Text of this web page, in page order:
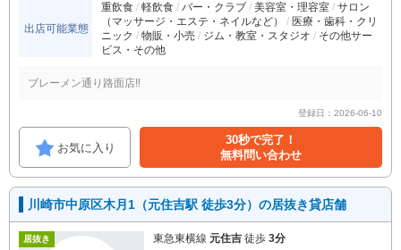
出店可能業態
重飲食 軽飲食 バー・クラブ 美容室・理容室
サロン
（マッサージ・エステ・ネイルなど）
医療・歯科・クリ
ニック
物販・小売 ジム・教室・スタジオ
その他サー
ビス・その他
ブレーメン通り路面店‼
登録日：2026-06-10
お気に入り
30秒で完了！
無料問い合わせ
川崎市中原区木月1（元住吉駅 徒歩3分）の居抜き貸店舗
居抜き 東急東横線 元住吉 徒歩 3分